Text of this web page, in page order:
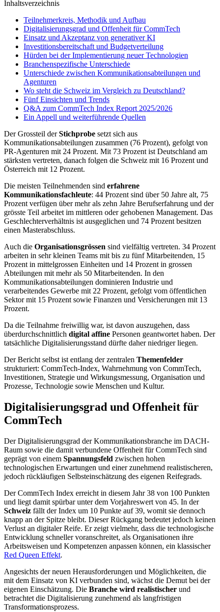
Inhaltsverzeichnis
Teilnehmerkreis, Methodik und Aufbau
Digitalisierungsgrad und Offenheit für CommTech
Einsatz und Akzeptanz von generativer KI
Investitionsbereitschaft und Budgetverteilung
Hürden bei der Implementierung neuer Technologien
Branchenspezifische Unterschiede
Unterschiede zwischen Kommunikationsabteilungen und
Agenturen
Wo steht die Schweiz im Vergleich zu Deutschland?
Fünf Einsichten und Trends
Q&A zum CommTech Index Report 2025/2026
Ein Appell und weiterführende Quellen
Der Grossteil derStichprobe setzt sich aus
Kommunikationsabteilungen zusammen (76 Prozent), gefolgt von
PR-Agenturen mit 24 Prozent. Mit 73 Prozent ist Deutschland am
stärksten vertreten, danach folgen die Schweiz mit 16 Prozent und
Österreich mit 12 Prozent.
Die meisten Teilnehmenden sind erfahrene
Kommunikationsfachleute: 44 Prozent sind über 50 Jahre alt, 75
Prozent verfügen über mehr als zehn Jahre Berufserfahrung und der
grösste Teil arbeitet im mittleren oder gehobenen Management. Das
Geschlechterverhältnis ist ausgeglichen und 74 Prozent besitzen
einen Masterabschluss.
Auch die Organisationsgrössen sind vielfältig vertreten. 34 Prozent
arbeiten in sehr kleinen Teams mit bis zu fünf Mitarbeitenden, 15
Prozent in mittelgrossen Einheiten und 14 Prozent in grossen
Abteilungen mit mehr als 50 Mitarbeitenden. In den
Kommunikationsabteilungen dominieren Industrie und
verarbeitendes Gewerbe mit 22 Prozent, gefolgt vom öffentlichen
Sektor mit 15 Prozent sowie Finanzen und Versicherungen mit 13
Prozent.
Da die Teilnahme freiwillig war, ist davon auszugehen, dass
überdurchschnittlich digital affine Personen geantwortet haben. Der
tatsächliche Digitalisierungsstand dürfte daher niedriger liegen.
Der Bericht selbst ist entlang der zentralen Themenfelder
strukturiert: CommTech-Index, Wahrnehmung von CommTech,
Investitionen, Strategie und Wirkungsmessung, Organisation und
Prozesse, Technologie sowie Menschen und Kultur.
Digitalisierungsgrad und Offenheit für
CommTech
Der Digitalisierungsgrad der Kommunikationsbranche im DACH-
Raum sowie die damit verbundene Offenheit für CommTech sind
geprägt von einem Spannungsfeld zwischen hohen
technologischen Erwartungen und einer zunehmend realistischeren,
jedoch rückläufigen Selbsteinschätzung des eigenen Reifegrads.
Der CommTech Index erreicht in diesem Jahr 38 von 100 Punkten
und liegt damit spürbar unter dem Vorjahreswert von 45. In der
Schweiz fällt der Index um 10 Punkte auf 39, womit sie dennoch
knapp an der Spitze bleibt. Dieser Rückgang bedeutet jedoch keinen
Verlust an digitaler Reife. Er zeigt vielmehr, dass die technologische
Entwicklung schneller voranschreitet, als Organisationen ihre
Arbeitsweisen und Kompetenzen anpassen können, ein klassischer
Red Queen Effekt.
Angesichts der neuen Herausforderungen und Möglichkeiten, die
mit dem Einsatz von KI verbunden sind, wächst die Demut bei der
eigenen Einschätzung. Die Branche wird realistischer und
betrachtet die Digitalisierung zunehmend als langfristigen
Transformationsprozess.